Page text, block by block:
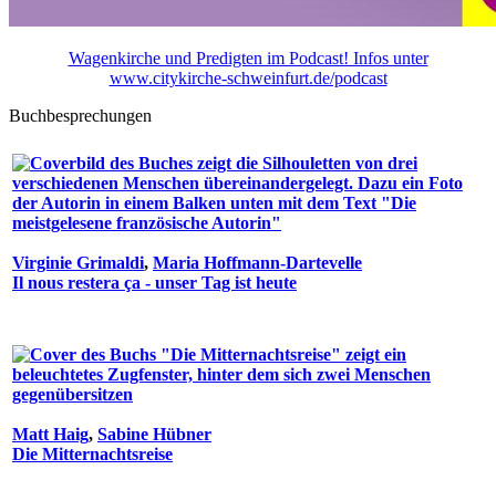
Wagenkirche und Predigten im Podcast! Infos unter
www.citykirche-schweinfurt.de/podcast
Buchbesprechungen
Virginie Grimaldi, Maria Hoffmann-Dartevelle
Il nous restera ça - unser Tag ist heute
Matt Haig, Sabine Hübner
Die Mitternachtsreise